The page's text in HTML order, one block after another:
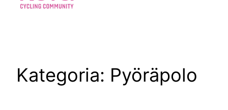
Kategoria: Pyöräpolo